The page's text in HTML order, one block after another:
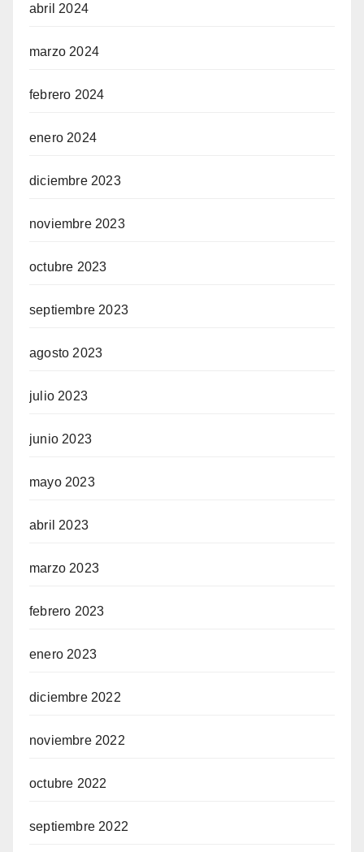
abril 2024
marzo 2024
febrero 2024
enero 2024
diciembre 2023
noviembre 2023
octubre 2023
septiembre 2023
agosto 2023
julio 2023
junio 2023
mayo 2023
abril 2023
marzo 2023
febrero 2023
enero 2023
diciembre 2022
noviembre 2022
octubre 2022
septiembre 2022